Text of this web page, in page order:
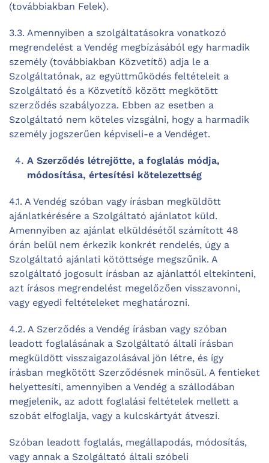
(továbbiakban Felek).
3.3. Amennyiben a szolgáltatásokra vonatkozó
megrendelést a Vendég megbízásából egy harmadik
személy (továbbiakban Közvetítő) adja le a
Szolgáltatónak, az együttműködés feltételeit a
Szolgáltató és a Közvetítő között megkötött
szerződés szabályozza. Ebben az esetben a
Szolgáltató nem köteles vizsgálni, hogy a harmadik
személy jogszerűen képviseli-e a Vendéget.
A Szerződés létrejötte, a foglalás módja,
módosítása, értesítési kötelezettség
4.1. A Vendég szóban vagy írásban megküldött
ajánlatkérésére a Szolgáltató ajánlatot küld.
Amennyiben az ajánlat elküldésétől számított 48
órán belül nem érkezik konkrét rendelés, úgy a
Szolgáltató ajánlati kötöttsége megszűnik. A
szolgáltató jogosult írásban az ajánlattól eltekinteni,
azt írásos megrendelést megelőzően visszavonni,
vagy egyedi feltételeket meghatározni.
4.2. A Szerződés a Vendég írásban vagy szóban
leadott foglalásának a Szolgáltató általi írásban
megküldött visszaigazolásával jön létre, és így
írásban megkötött Szerződésnek minősül. A fentieket
helyettesíti, amennyiben a Vendég a szállodában
megjelenik, az adott foglalási feltételek mellett a
szobát elfoglalja, vagy a kulcskártyát átveszi.
Szóban leadott foglalás, megállapodás, módosítás,
vagy annak a Szolgáltató általi szóbeli